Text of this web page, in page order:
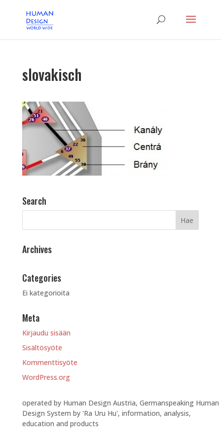
slovakisch
Search
Archives
Categories
Ei kategorioita
Meta
Kirjaudu sisään
Sisältösyöte
Kommenttisyöte
WordPress.org
operated by Human Design Austria, Germanspeaking Human
Design System by 'Ra Uru Hu', information, analysis,
education and products